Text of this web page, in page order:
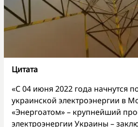
Цитата
«С 04 июня 2022 года начнутся
украинской электроэнергии в
«Энергоатом» – крупнейший
электроэнергии Украины –